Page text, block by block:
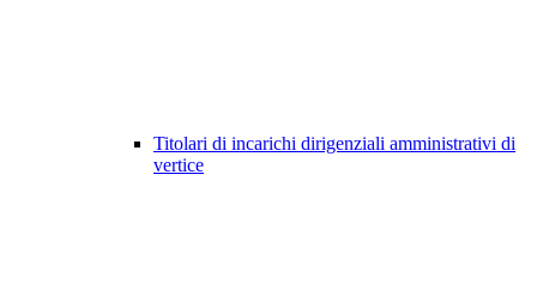
Titolari di incarichi dirigenziali amministrativi di
vertice